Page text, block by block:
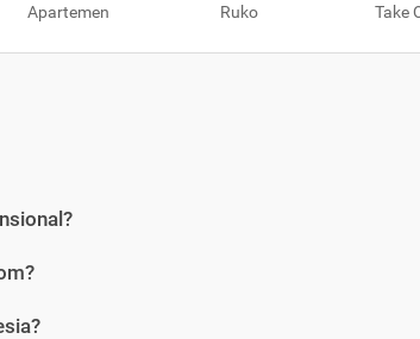
Apartemen Ruko Take